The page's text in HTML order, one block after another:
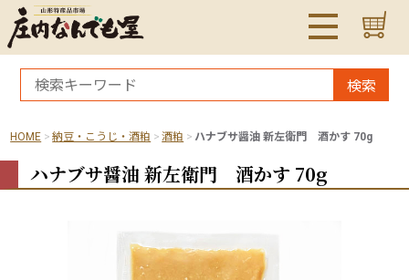
検索
HOME 納豆・こうじ・酒粕 酒粕 ハナブサ醤油 新左衛門 酒かす 70g
ハナブサ醤油 新左衛門 酒かす 70g